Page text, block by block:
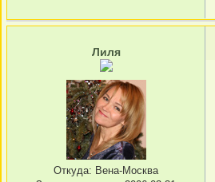
Лиля
Откуда: Вена-Москва